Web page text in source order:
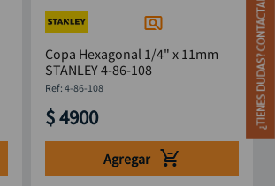
Copa Hexagonal 1/4" x 11mm
STANLEY 4-86-108
:4-86-108
$4900
Agregar